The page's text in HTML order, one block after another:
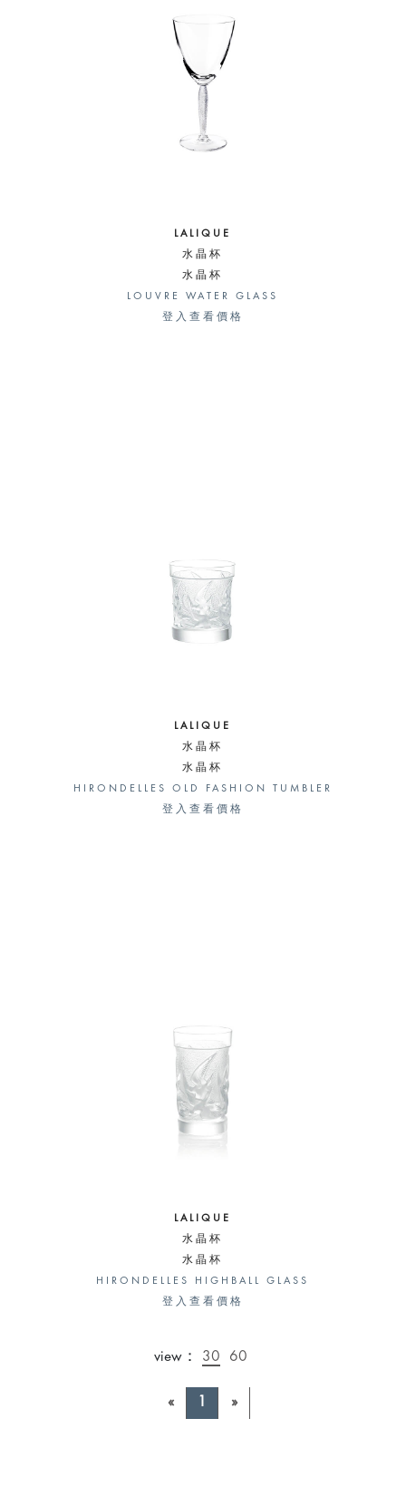
LALIQUE
水晶杯
水晶杯
LOUVRE WATER GLASS
登入查看價格
LALIQUE
水晶杯
水晶杯
HIRONDELLES OLD FASHION TUMBLER
登入查看價格
LALIQUE
水晶杯
水晶杯
HIRONDELLES HIGHBALL GLASS
登入查看價格
view： 30 60
« »